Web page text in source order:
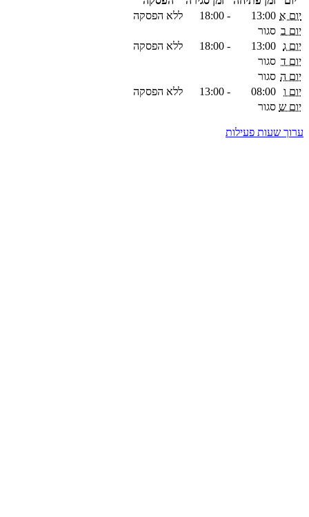
יום א 13:00
-
18:00
ללא הפסקה
יום ב סגור
יום ג 13:00
-
18:00
ללא הפסקה
יום ד סגור
יום ה סגור
יום ו
08:00
-
13:00
ללא הפסקה
יום ש סגור
ערוך שעות פעילות